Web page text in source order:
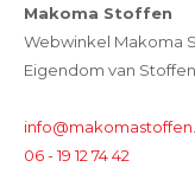
Makoma Stoffen
Webwinkel Makoma
Eigendom van
06 - 19 12 74 42